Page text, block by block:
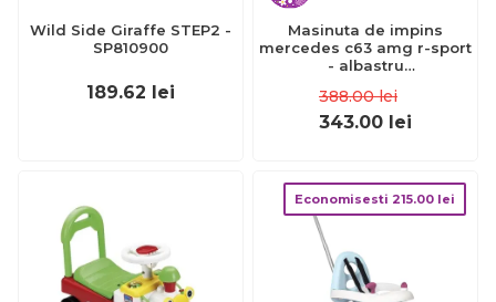
Wild Side Giraffe STEP2 -
SP810900
189.62 lei
Masinuta de impins
mercedes c63 amg r-sport
- albastru
388.00 lei
343.00 lei
Economisesti 215.00 lei